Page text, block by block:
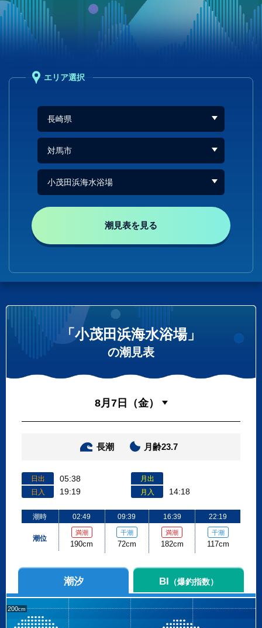
エリア選択
潮見表を見る
「小茂田浜海水浴場」
の潮見表
長潮 月齢23.7
日出 05:38
日入 19:19
月出
月入
14:18
潮時
潮位
02:49
満潮
190cm
09:39
干潮
72cm
16:39
満潮
182cm
22:19
干潮
117cm
潮汐 BI （爆釣指数）
200